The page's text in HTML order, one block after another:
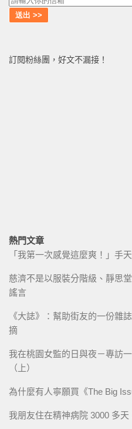
訂閱粉絲團，好文不漏接！
熱門文章
「我第一次感覺這麼爽！」手
慈濟不是以服裝分階級、靜思
謠言
《大誌》：幫助街友的一份雜
摘
我在桃園女監的日與夜－專訪
（上）
為什麼有人寧願買《The Big
我朋友住在精神病院 3000 多